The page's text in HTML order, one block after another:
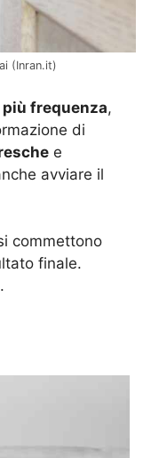
(Inran.it)
più frequenza,
di
e
avviare il
commettono
finale.